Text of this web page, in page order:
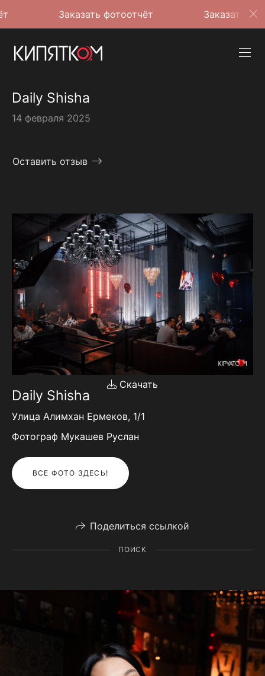
Заказать фотоотчёт Заказать фотоотчёт
Daily Shisha
14 февраля 2025
Оставить отзыв
Скачать
Daily Shisha
Улица Алимхан Ермеков, 1/1
Фотограф Мукашев Руслан
ВСЕ ФОТО ЗДЕСЬ!
Поделиться ссылкой
ПОИСК